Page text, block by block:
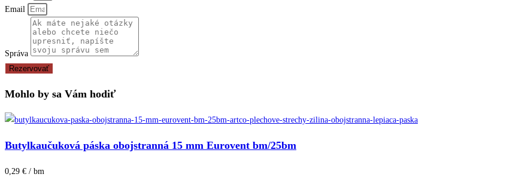
Email
Správa
Rezervovať
Mohlo by sa Vám hodiť
Butylkaučuková páska obojstranná 15 mm Eurovent bm/25bm
0,29 € / bm